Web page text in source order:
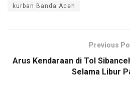
kurban Banda Aceh
Previous
Arus Kendaraan di Tol
Selama Libur